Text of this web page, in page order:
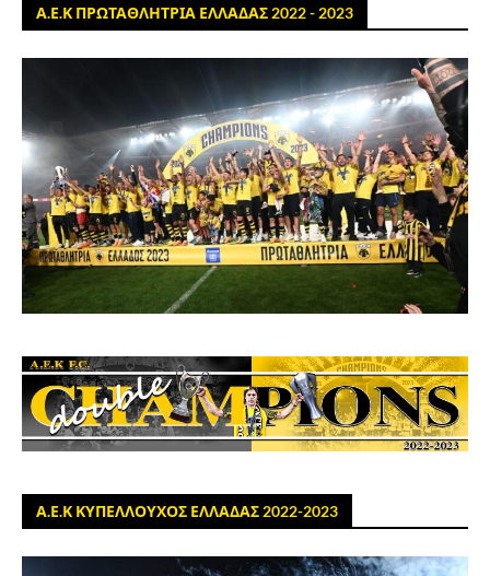
Α.Ε.Κ ΠΡΩΤΑΘΛΗΤΡΙΑ ΕΛΛΑΔΑΣ 2022 - 2023
Α.Ε.Κ ΚΥΠΕΛΛΟΥΧΟΣ ΕΛΛΑΔΑΣ 2022-2023